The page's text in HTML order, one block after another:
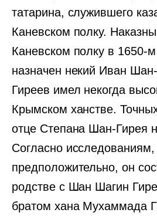
татарина, служившего
Каневском полку.
Каневском полку в 1650-
назначен некий Иван
Гиреев имел некогда
Крымском ханстве.
отце Степана Шан-Гирея
Согласно исследованиям,
предположительно, он
родстве с Шан Шагин
братом хана Мухаммада